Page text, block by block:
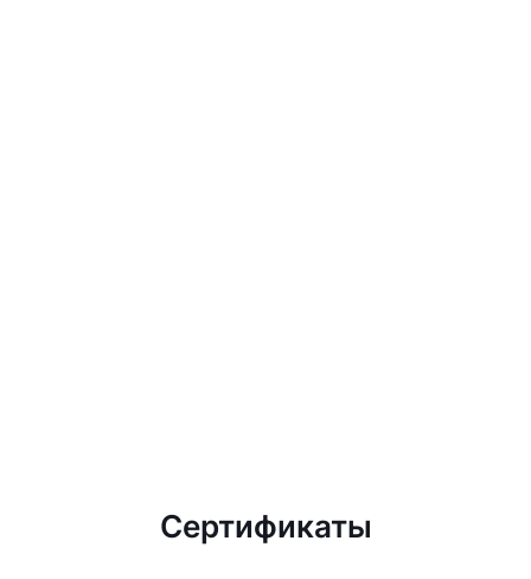
Сертификаты